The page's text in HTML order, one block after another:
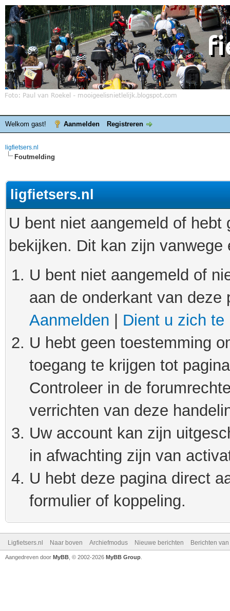
Welkom gast! Aanmelden Registreren
ligfietsers.nl
Foutmelding
ligfietsers.nl
U bent niet aangemeld of
bekijken. Dit kan zijn
U bent niet aangemeld of
aan de onderkant van
Aanmelden
Dient u zich te
U hebt geen toestemming
toegang te krijgen tot
Controleer in de
verrichten van deze
Uw account kan zijn
in afwachting zijn van
U hebt deze pagina direct
formulier of koppeling.
Ligfietsers.nl Naar boven Archiefmodus Nieuwe berichten Berichten
Aangedreven door MyBB , © 2002-2026 MyBB Group